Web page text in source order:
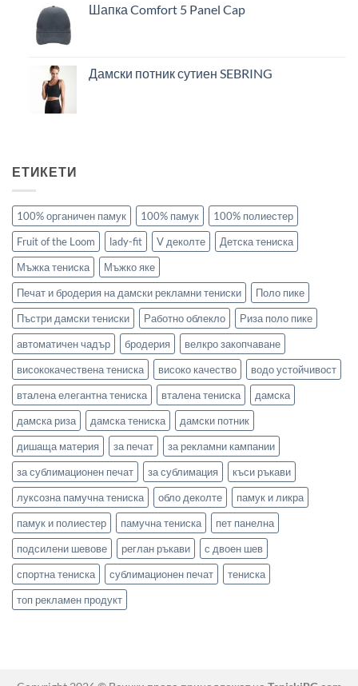
Шапка Comfort 5 Panel Cap
Дамски потник сутиен SEBRING
ЕТИКЕТИ
100% органичен памук 100% памук
100% полиестер
Fruit of the Loom
lady-fit V деколте
Детска тениска
Мъжка тениска
Мъжко яке
Печат и бродерия на дамски рекламни тениски
Поло пике
Пъстри дамски тениски
Работно облекло
Риза поло пике
автоматичен чадър
бродерия
велкро закопчаване
висококачествена тениска
високо качество
водо устойчивост
вталена елегантна тениска
вталена тениска
дамска
дамска риза
дамска тениска
дамски потник
дишаща материя
за печат
за рекламни кампании
за сублимационен печат
за сублимация
къси ръкави
луксозна памучна тениска
обло деколте
памук и ликра
памук и полиестер
памучна тениска
пет панелна
подсилени шевове
реглан ръкави
с двоен шев
спортна тениска
сублимационен печат
тениска
топ рекламен продукт